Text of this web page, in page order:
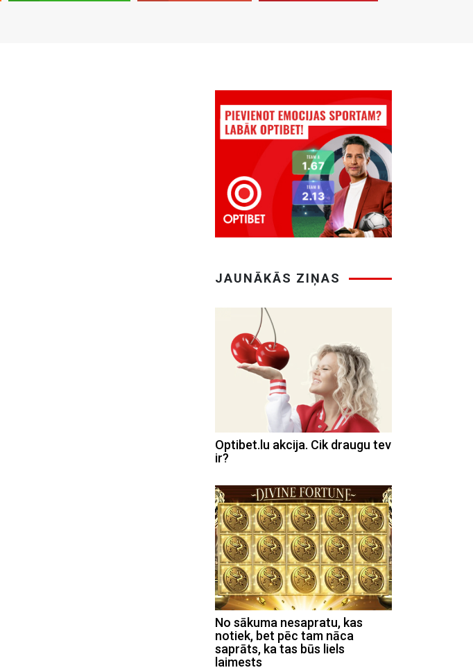
JAUNĀKĀS ZIŅAS
Optibet.lu akcija. Cik draugu tev
ir?
No sākuma nesapratu, kas
notiek, bet pēc tam nāca
saprāts, ka tas būs liels
laimests